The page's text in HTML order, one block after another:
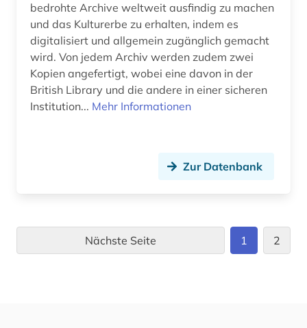
bedrohte Archive weltweit ausfindig zu machen
und das Kulturerbe zu erhalten, indem es
digitalisiert und allgemein zugänglich gemacht
wird. Von jedem Archiv werden zudem zwei
Kopien angefertigt, wobei eine davon in der
British Library und die andere in einer sicheren
Institution... Mehr Informationen
Zur Datenbank
Nächste Seite 1 2